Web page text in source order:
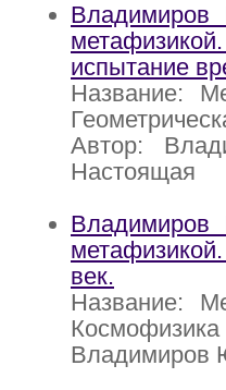
испытание
Название:
Автор:
Настоящая
век.
Название:
Владимиров